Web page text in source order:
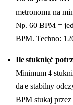
metronomu na
Np. 60 BPM =
BPM. Techno:
Ile stuknięć
Minimum 4
daje stabilny
BPM stukaj przez